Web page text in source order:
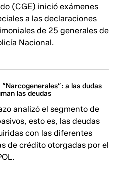
(CGE) inició exámenes
a las declaraciones
de 25 generales de
Nacional.
“Narcogenerales”: a las dudas
las deudas
analizó el segmento de
esto es, las deudas
con las diferentes
de crédito otorgadas por el